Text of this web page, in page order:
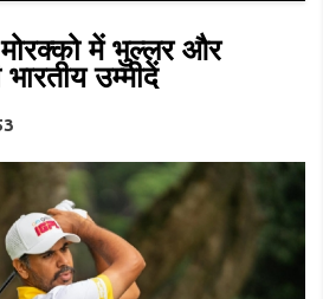
में भुल्लर और
उम्मीदें